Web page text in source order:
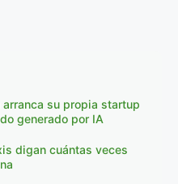
su propia startup
generado por IA
digan cuántas veces